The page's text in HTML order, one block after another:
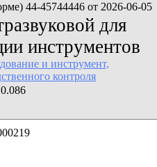
44-45744446 от 2026-06-05
для
инструментов
и инструмент,
контроля